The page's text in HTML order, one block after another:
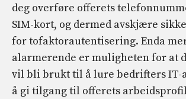
deg overføre offerets
SIM-kort, og dermed avskjære
for tofaktorautentisering. Enda
alarmerende er muligheten for at
vil bli brukt til å lure bedrifters IT-
å gi tilgang til offerets